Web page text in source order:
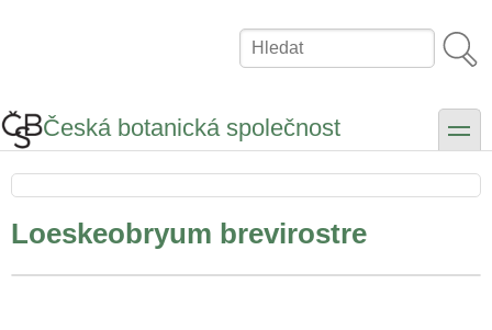
Hledat
Česká botanická společnost toggle
Loeskeobryum brevirostre